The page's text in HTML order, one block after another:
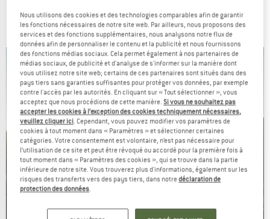
Cire d'imprégnation
9,95 €7,46 €
4,7(61)
Produit imperméabilisant
13,95 €10,46 €
(0)
Nous utilisons des cookies et des technologies comparables afin de garantir
les fonctions nécessaires de notre site web. Par ailleurs, nous proposons des
services et des fonctions supplémentaires, nous analysons notre flux de
données afin de personnaliser le contenu et la publicité et nous fournissons
des fonctions médias sociaux. Cela permet également à nos partenaires de
médias sociaux, de publicité et d'analyse de s'informer sur la manière dont
vous utilisez notre site web; certains de ces partenaires sont situés dans des
pays tiers sans garanties suffisantes pour protéger vos données, par exemple
contre l'accès par les autorités. En cliquant sur « Tout sélectionner », vous
acceptez que nous procédions de cette manière.Si vous ne souhaitez pas
accepter les cookies à l’exception des cookies techniquement nécessaires,
veuillez cliquer ici. Cependant, vous pouvez modifier vos paramètres de
cookies à tout moment dans « Paramètres » et sélectionner certaines
catégories. Votre consentement est volontaire, n’est pas nécessaire pour
l’utilisation de ce site et peut être révoqué ou accordé pour la première fois à
tout moment dans « Paramètres des cookies », qui se trouve dans la partie
inférieure de notre site. Vous trouverez plus d'informations, également sur les
risques des transferts vers des pays tiers, dans notredéclaration de
protection des données.